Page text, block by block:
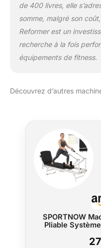
de 400 livres, elle
somme, malgré son
Reformer est un
recherche à la fois
équipements de fitness.
Découvrez d’autres
SPORTNOW
Pliable